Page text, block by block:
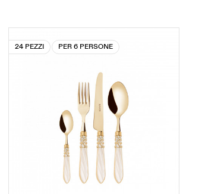
24 PEZZI PER 6 PERSONE